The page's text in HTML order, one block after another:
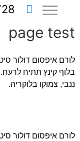
page test
לורם איפסום דולור
בלוף קינץ תתיח
ננבי, צמוקו בלוקריה.
לורם איפסום דולור